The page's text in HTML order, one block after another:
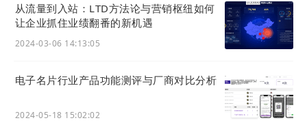
从流量到入站：LTD方法论与营销枢纽如何
让企业抓住业绩翻番的新机遇
2024-03-06 14:13:05
电子名片行业产品功能测评与厂商对比分析
2024-05-18 15:02:02